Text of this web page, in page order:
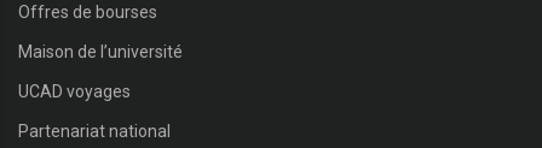
Offres de bourses
Maison de l’université
UCAD voyages
Partenariat national